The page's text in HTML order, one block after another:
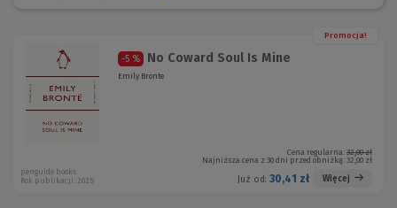
Promocja!
-5 % No Coward Soul Is Mine
Emily Bronte
Cena regularna: 32,00 zł
Najniższa cena z 30 dni przed obniżką: 32,00 zł
Już od: 30,41 zł Więcej
penguide books
Rok publikacji: 2025